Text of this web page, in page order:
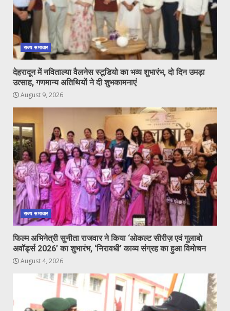
राज्य समाचार
देहरादून में नविताल्या वैलनेस स्टूडियो का भव्य शुभारंभ, दो दिन उमड़ा
उत्साह, गणमान्य अतिथियों ने दी शुभकामनाएं
August 9, 2026
राज्य समाचार
फिल्म अभिनेत्री सुनीता राजवार ने किया ‘ओकल्ट सीरीज़ एवं गुलाबो
अवॉर्ड्स 2026’ का शुभारंभ, ‘निरावधी’ काव्य संग्रह का हुआ विमोचन
August 4, 2026